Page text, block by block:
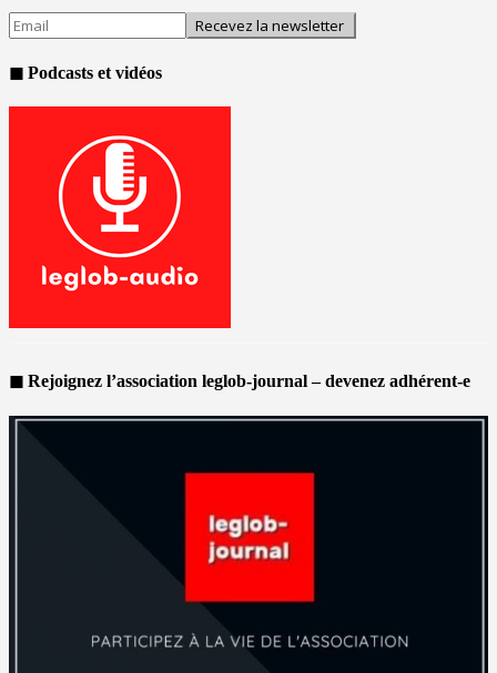
◼ Podcasts et vidéos
◼ Rejoignez l’association leglob-journal – devenez adhérent-e